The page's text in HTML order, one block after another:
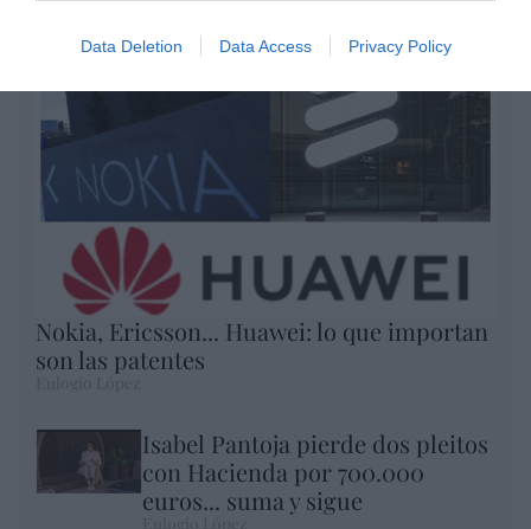
Data Deletion Data Access Privacy Policy
Nokia, Ericsson... Huawei: lo que importan
son las patentes
Isabel Pantoja pierde dos pleitos
con Hacienda por 700.000
euros... suma y sigue